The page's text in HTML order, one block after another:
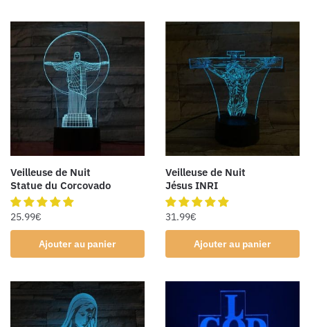
Veilleuse de Nuit
Statue du Corcovado
25.99€
Ajouter au panier
Veilleuse de Nuit
Jésus INRI
31.99€
Ajouter au panier